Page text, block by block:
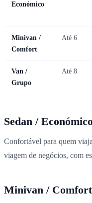
Económico
Minivan /
Comfort
Até 6
Van /
Grupo
Até 8
Sedan /
Confortável para quem
viagem de negócios, com
Minivan / Comfort